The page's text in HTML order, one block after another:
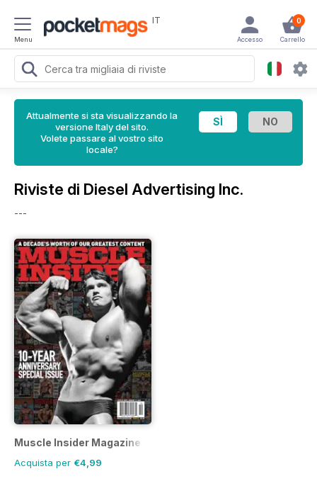
Menu
IT 0
Carrello
Accesso
Attualmente si sta visualizzando la
versione Italy del sito.
Volete passare al vostro sito
locale?
Riviste di Diesel Advertising Inc.
---
Muscle Insider Magazine
Acquista per €4,99